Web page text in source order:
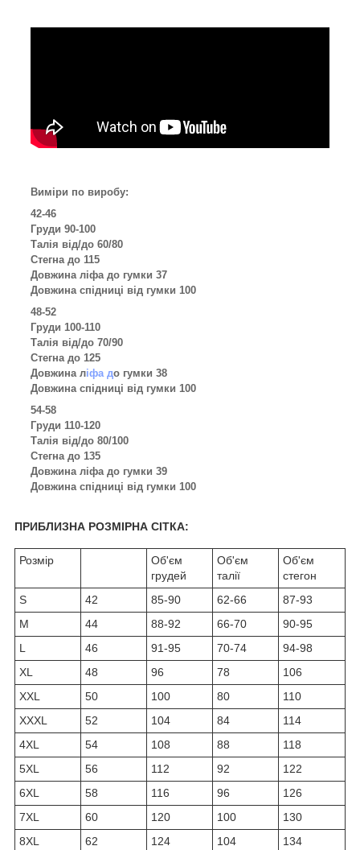
Виміри по виробу:
42-46
Груди 90-100
Талія від/до 60/80
Стегна до 115
Довжина ліфа до гумки 37
Довжина спідниці від гумки 100
48-52
Груди 100-110
Талія від/до 70/90
Стегна до 125
Довжина ліфа до гумки 38
Довжина спідниці від гумки 100
54-58
Груди 110-120
Талія від/до 80/100
Стегна до 135
Довжина ліфа до гумки 39
Довжина спідниці від гумки 100
ПРИБЛИЗНА РОЗМІРНА СІТКА:
Розмір
Об'єм
грудей
Об'єм
талії
Об'єм
стегон
S
42 85-90 62-66
87-93
M
44 88-92 66-70
90-95
L
46 91-95 70-74
94-98
XL
48 96 78
106
XXL
50 100 80
110
XXXL
52 104 84
114
4XL
54 108 88
118
5XL
56 112 92
122
6XL
58 116 96
126
7XL
60 120 100
130
8XL
62 124 104 134